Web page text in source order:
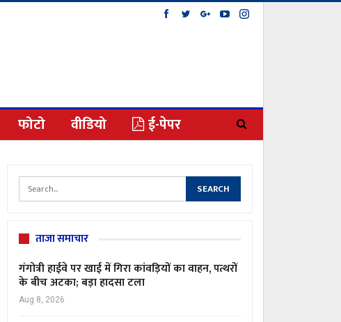
फोटो वीडियो ई-पेपर
ताजा समाचार
गंगोत्री हाईवे पर खाई में गिरा कांवड़ियों का वाहन, पत्थरों
के बीच अटका; बड़ा हादसा टला
Aug 8, 2026